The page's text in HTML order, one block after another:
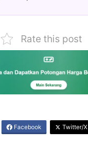
Rate this post
Facebook Twitter/X